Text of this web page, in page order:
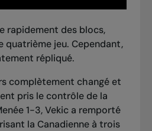
rapidement des blocs,
quatrième jeu. Cependant,
répliqué.
complètement changé et
pris le contrôle de la
1-3, Vekic a remporté
la Canadienne à trois